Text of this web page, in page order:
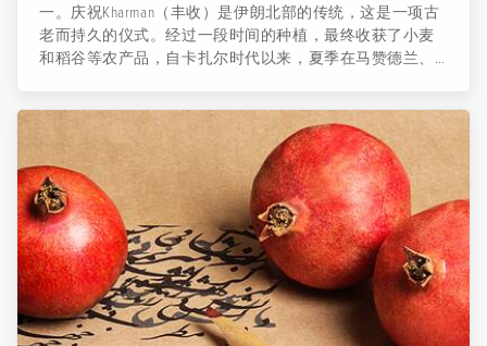
一。庆祝Kharman（丰收）是伊朗北部的传统，这是一项古
老而持久的仪式。经过一段时间的种植，最终收获了小麦
和稻谷等农产品，自卡扎尔时代以来，夏季在马赞德兰、
古老传统和本土文化的一种方式。通过基本工具收获农产
品是一项非常艰苦的工作，因此在过去的时间里，由个人
使用诸如马等的牲畜分几个阶段进行。 传统的Kharman仪式
是通过传统农具进行的一项象征性的仪式。 ...